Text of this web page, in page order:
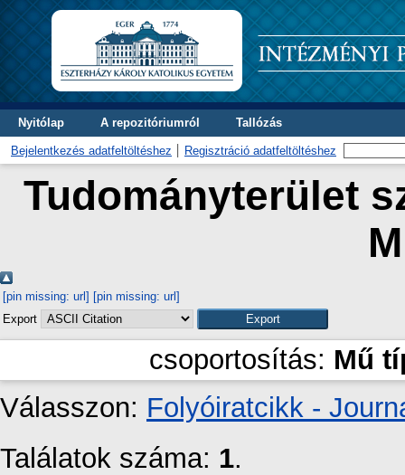
Nyitólap A repozitóriumról Tallózás
Bejelentkezés adatfeltöltéshez Regisztráció adatfeltöltéshez
Tudományterület
[pin missing: url] [pin missing: url]
Export
csoportosítás: Mű
Válasszon: Folyóiratcikk -
Találatok száma: 1.